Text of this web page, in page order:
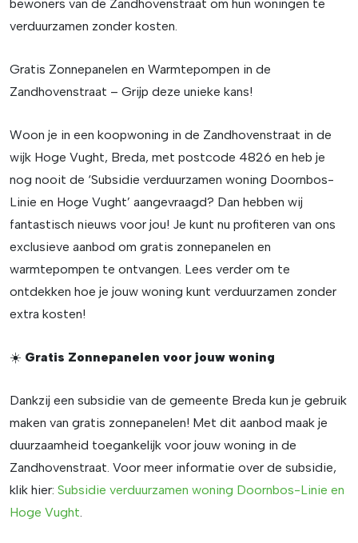
bewoners van de Zandhovenstraat om hun woningen te
verduurzamen zonder kosten.
Gratis Zonnepanelen en Warmtepompen in de
Zandhovenstraat – Grijp deze unieke kans!
Woon je in een koopwoning in de Zandhovenstraat in de
wijk Hoge Vught, Breda, met postcode 4826 en heb je
nog nooit de ‘Subsidie verduurzamen woning Doornbos-
Linie en Hoge Vught’ aangevraagd? Dan hebben wij
fantastisch nieuws voor jou! Je kunt nu profiteren van ons
exclusieve aanbod om gratis zonnepanelen en
warmtepompen te ontvangen. Lees verder om te
ontdekken hoe je jouw woning kunt verduurzamen zonder
extra kosten!
☀️ Gratis Zonnepanelen voor jouw woning
Dankzij een subsidie van de gemeente Breda kun je gebruik
maken van gratis zonnepanelen! Met dit aanbod maak je
duurzaamheid toegankelijk voor jouw woning in de
Zandhovenstraat. Voor meer informatie over de subsidie,
klik hier: Subsidie verduurzamen woning Doornbos-Linie en
Hoge Vught.